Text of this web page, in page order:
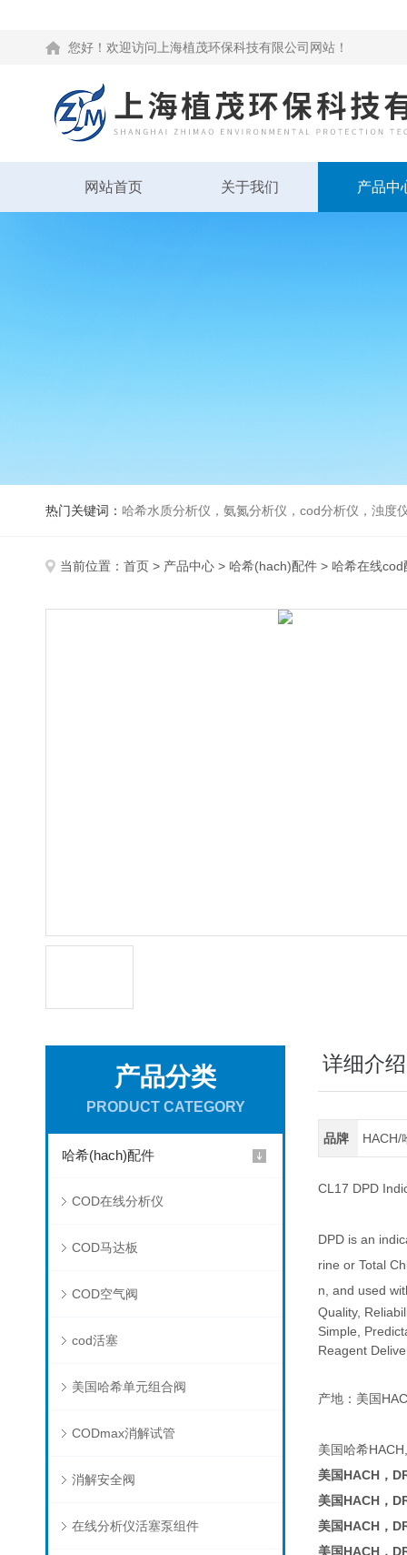
您好！欢迎访问上海植茂环保科技有限公司网站！
网站首页 关于我们 产品中
热门关键词： 哈希水质分析仪，氨氮分析仪，cod分析仪，浊度
当前位置： 首页 > 产品中心 > 哈希(hach)配件 > 哈希在线cod
产品分类
PRODUCT CATEGORY
哈希(hach)配件
COD在线分析仪
COD马达板
COD空气阀
cod活塞
美国哈希单元组合阀
CODmax消解试管
消解安全阀
在线分析仪活塞泵组件
详细介绍
品牌 HACH/
CL17 DPD
DPD is an
rine or Total
n, and used
Quality,
Simple,
Reagent
产地：美国
美国哈希
美国HACH，
美国HACH，
美国HACH，
美国HACH，